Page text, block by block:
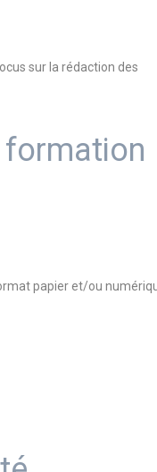
sur la rédaction des
papier et/ou